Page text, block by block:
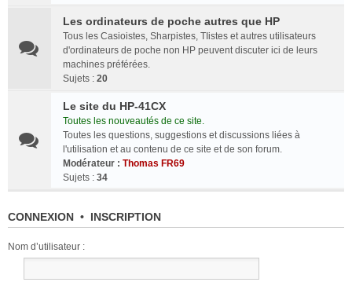
Les ordinateurs de poche autres que HP
Tous les Casioistes, Sharpistes, TIistes et autres utilisateurs
d'ordinateurs de poche non HP peuvent discuter ici de leurs
machines préférées.
Sujets : 20
Le site du HP-41CX
Toutes les nouveautés de ce site.
Toutes les questions, suggestions et discussions liées à
l'utilisation et au contenu de ce site et de son forum.
Modérateur : Thomas FR69
Sujets : 34
CONNEXION • INSCRIPTION
Nom d’utilisateur :